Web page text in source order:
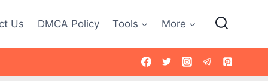
Us DMCA Policy Tools More